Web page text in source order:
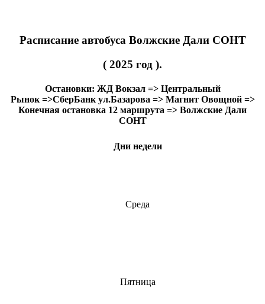
Расписание автобуса Волжские Дали СОНТ
( 2025 год ).
Остановки: ЖД Вокзал => Центральный
Рынок =>СберБанк ул.Базарова => Магнит Овощной =>
Конечная остановка 12 маршрута => Волжские Дали
СОНТ
Дни недели
Среда
Пятница